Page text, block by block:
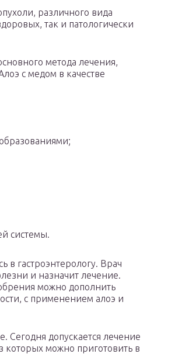
различного вида
так и патологически
метода лечения,
с медом в качестве
системы.
в гастроэнтерологу. Врач
и назначит лечение.
можно дополнить
с применением алоэ и
Сегодня допускается лечение
можно приготовить в